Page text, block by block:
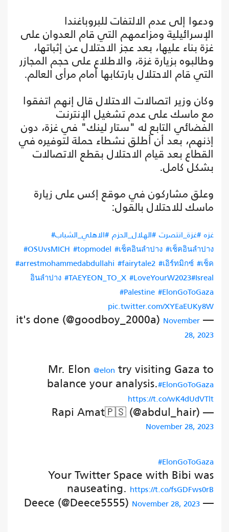
ودعوا إلى عدم الالتفات للبروباغندا
الإسرائيلية ومزاعمهم التي قام العدوان على
غزة بناء عليها، بعد عجز الاحتلال عن إثباتها،
وطالبوه بزيارة غزة، والاطلاع على حجم المجازر
التي قام الاحتلال بارتكابها أمام مرأى العالم.
وكان وزير اتصالات الاحتلال قال إنهم اتفقوا
مع ماسك على عدم تشغيل الإنترنت
الفضائي التابع له "ستار لينك" في غزة، دون
إذنهم، بعد أن أطلق نشطاء حملة لتوفيره في
القطاع بعد قيام الاحتلال بقطع الاتصالات
بشكل كامل.
وعلق مشاركون في موقع إكس على زيارة
ماسك للاحتلال بالقول:
#غزه #غزة_انتصرت #الهلال_الحزم #الاهلي_الشباب
#OSUvsMICH #topmodel #เช็คอินลําปาง #เช็คอินลําปาง
#arrestmohammedabdullahi #fairytale2 #เอิร์ทมิกซ์ #เช็ค
อินลําปาง #TAEYEON_TO_X #LoveYourW2023#Isreal
#Palestine #ElonGoToGaza
pic.twitter.com/XYEaEUKy8W
— it's done (@goodboy_2000a)
November
28, 2023
Mr. Elon @elon try visiting Gaza to
balance your analysis.#ElonGoToGaza
https://t.co/wK4dUdVTlt
— Rapi Amat🇵🇸 (@abdul_hair)
November 28, 2023
#ElonGoToGaza
Your Twitter Space with Bibi was
nauseating. https://t.co/fsGDFws0rB
— Deece (@Deece5555)
November 28, 2023